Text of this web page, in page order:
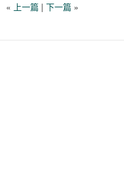
« 上一篇 | 下一篇 »